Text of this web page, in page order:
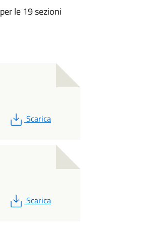
le 19 sezioni
PDF
Scarica
PDF
Scarica